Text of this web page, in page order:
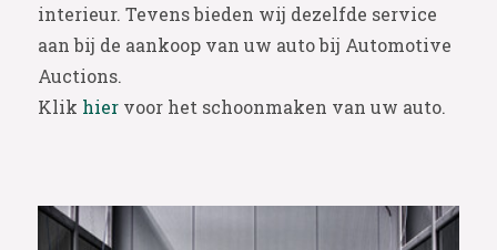
interieur. Tevens bieden wij dezelfde service
aan bij de aankoop van uw auto bij Automotive
Auctions.
Klik hiervoor het schoonmaken van uw auto.